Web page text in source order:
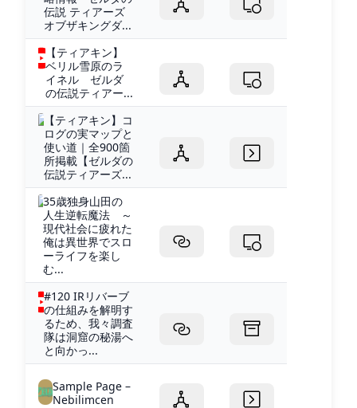
伝説 ティアーズ
オブザキングダ...
【ティアキン】
ベリル雪原のラ
イネル ゼルダ
の伝説ティアー...
【ティアキン】コ
ログの実マップと
使い道｜全900箇
所掲載【ゼルダの
伝説ティアーズ...
35歳独身山田の
人生逆転魔法 ～
現代社会に疲れた
俺は異世界でスロ
ーライフを楽し
む...
#120 IRリバーブ
の仕組みを解明す
るため、我々調査
隊は洞窟の秘湯へ
と向かっ...
Sample Page –
Nebilimcen